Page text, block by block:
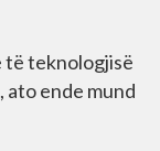
të teknologjisë
ato ende mund